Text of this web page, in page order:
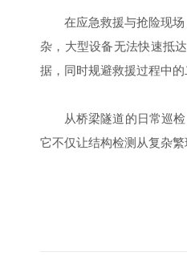
在应急救援与抢险现场
杂，大型设备无法快速抵
据，同时规避救援过程中
从桥梁隧道的日常巡检
它不仅让结构检测从复杂